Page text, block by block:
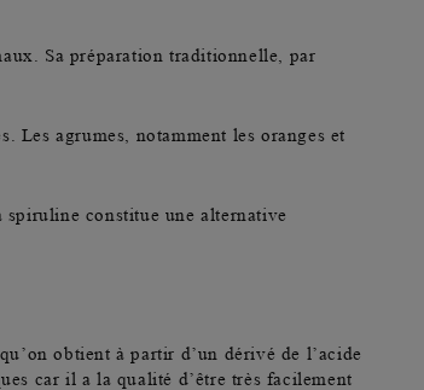
Sa préparation traditionnelle, par
Les agrumes, notamment les oranges et
spiruline constitue une alternative
obtient à partir d’un dérivé de l’acide
car il a la qualité d’être très facilement